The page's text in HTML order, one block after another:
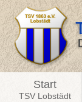
Start
TSV Lobstädt